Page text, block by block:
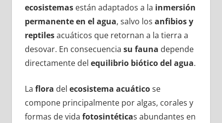
ecosistemasestán adaptados a la inmersión
permanente en el agua, salvo los anfibios y
reptilesacuáticos que retornan a la tierra a
desovar. En consecuencia su fauna depende
directamente del equilibrio biótico del agua.
La flora del ecosistema acuáticose
compone principalmente por algas, corales y
formas de vida fotosintéticas abundantes en